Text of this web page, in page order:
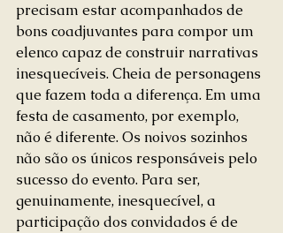
precisam estar acompanhados de
bons coadjuvantes para compor um
elenco capaz de construir narrativas
inesquecíveis. Cheia de personagens
que fazem toda a diferença. Em uma
festa de casamento, por exemplo,
não é diferente. Os noivos sozinhos
não são os únicos responsáveis pelo
sucesso do evento. Para ser,
genuinamente, inesquecível, a
participação dos convidados é de